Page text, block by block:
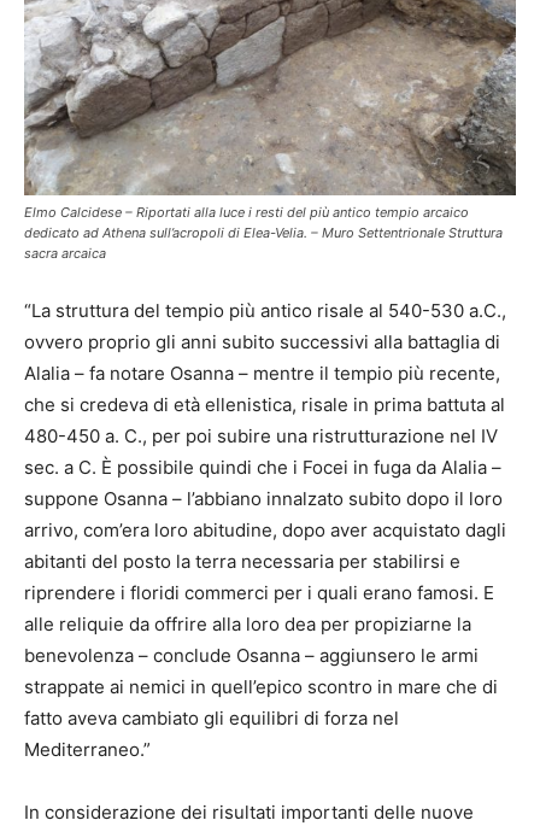
Elmo Calcidese – Riportati alla luce i resti del più antico tempio arcaico
dedicato ad Athena sull’acropoli di Elea-Velia. – Muro Settentrionale Struttura
sacra arcaica
“La struttura del tempio più antico risale al 540-530 a.C.,
ovvero proprio gli anni subito successivi alla battaglia di
Alalia – fa notare Osanna – mentre il tempio più recente,
che si credeva di età ellenistica, risale in prima battuta al
480-450 a. C., per poi subire una ristrutturazione nel IV
sec. a C. È possibile quindi che i Focei in fuga da Alalia –
suppone Osanna – l’abbiano innalzato subito dopo il loro
arrivo, com’era loro abitudine, dopo aver acquistato dagli
abitanti del posto la terra necessaria per stabilirsi e
riprendere i floridi commerci per i quali erano famosi. E
alle reliquie da offrire alla loro dea per propiziarne la
benevolenza – conclude Osanna – aggiunsero le armi
strappate ai nemici in quell’epico scontro in mare che di
fatto aveva cambiato gli equilibri di forza nel
Mediterraneo.”
In considerazione dei risultati importanti delle nuove